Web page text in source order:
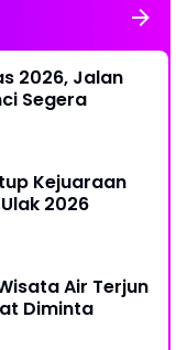
2026, Jalan
Segera
Kejuaraan
2026
Air Terjun
Diminta